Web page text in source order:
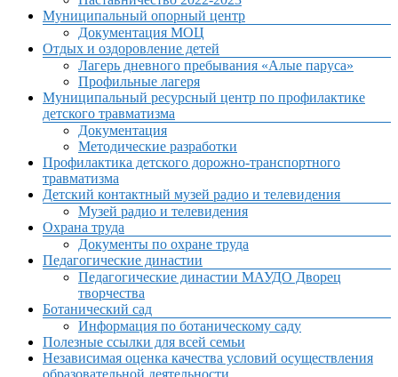
Муниципальный опорный центр
Документация МОЦ
Отдых и оздоровление детей
Лагерь дневного пребывания «Алые паруса»
Профильные лагеря
Муниципальный ресурсный центр по профилактике
детского травматизма
Документация
Методические разработки
Профилактика детского дорожно-транспортного
травматизма
Детский контактный музей радио и телевидения
Музей радио и телевидения
Охрана труда
Документы по охране труда
Педагогические династии
Педагогические династии МАУДО Дворец
творчества
Ботанический сад
Информация по ботаническому саду
Полезные ссылки для всей семьи
Независимая оценка качества условий осуществления